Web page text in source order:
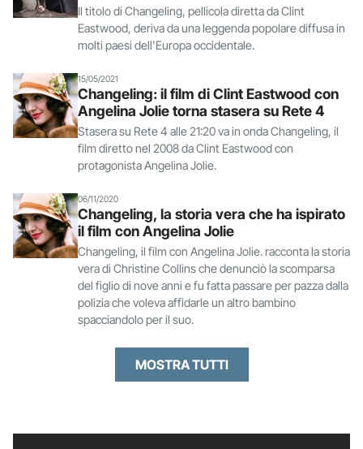
Il titolo di Changeling, pellicola diretta da Clint
Eastwood, deriva da una leggenda popolare diffusa in
molti paesi dell'Europa occidentale.
15/05/2021
Changeling: il film di Clint Eastwood con
Angelina Jolie torna stasera su Rete 4
Stasera su Rete 4 alle 21:20 va in onda Changeling, il
film diretto nel 2008 da Clint Eastwood con
protagonista Angelina Jolie.
06/11/2020
Changeling, la storia vera che ha ispirato
il film con Angelina Jolie
Changeling, il film con Angelina Jolie. racconta la storia
vera di Christine Collins che denunciò la scomparsa
del figlio di nove anni e fu fatta passare per pazza dalla
polizia che voleva affidarle un altro bambino
spacciandolo per il suo.
MOSTRA TUTTI